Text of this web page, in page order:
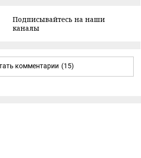
Подписывайтесь на наши
каналы
комментарии (15)